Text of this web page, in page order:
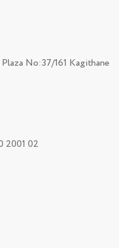
No:37/161 Kagithane
2001 02